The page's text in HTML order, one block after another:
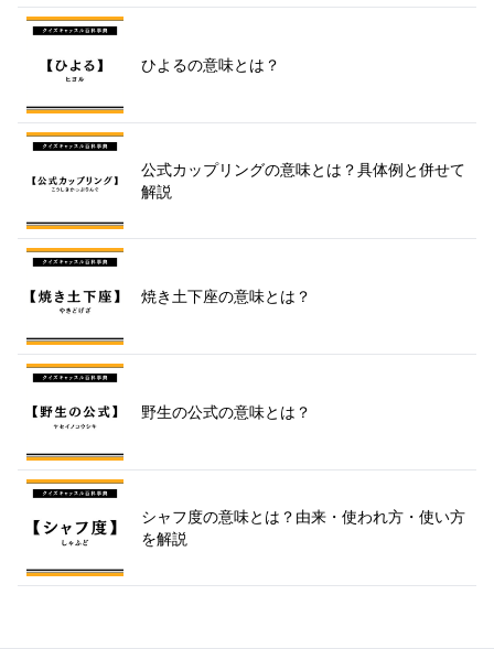
ひよるの意味とは？
公式カップリングの意味とは？具体例と併せて
解説
焼き土下座の意味とは？
野生の公式の意味とは？
シャフ度の意味とは？由来・使われ方・使い方
を解説